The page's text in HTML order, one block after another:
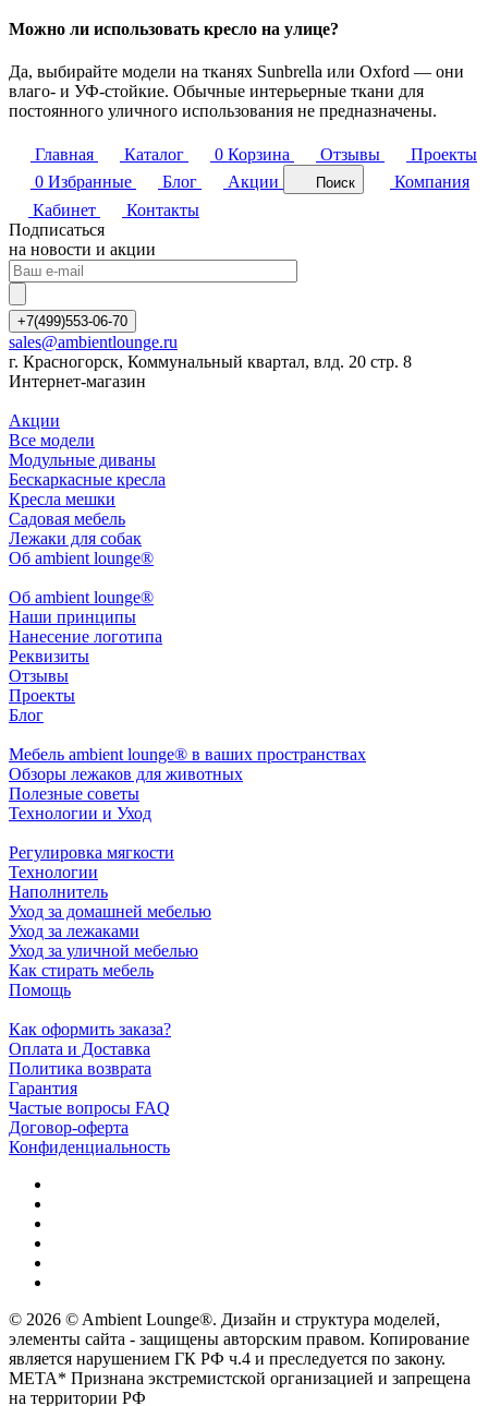
Можно ли использовать кресло на улице?
Да, выбирайте модели на тканях Sunbrella или Oxford — они
влаго- и УФ-стойкие. Обычные интерьерные ткани для
постоянного уличного использования не предназначены.
Главная Каталог 0 Корзина Отзывы
Проекты
0 Избранные Блог Акции Поиск
Компания
Кабинет
Контакты
Подписаться
на новости и акции
+7(499)553-06-70
sales@ambientlounge.ru
г. Красногорск, Коммунальный квартал, влд. 20 стр. 8
Интернет-магазин
Акции
Все модели
Модульные диваны
Бескаркасные кресла
Кресла мешки
Садовая мебель
Лежаки для собак
Об ambient lounge®
Oб ambient lounge®
Наши принципы
Нанесение логотипа
Реквизиты
Отзывы
Проекты
Блог
Мебель ambient lounge® в ваших пространствах
Обзоры лежаков для животных
Полезные советы
Технологии и Уход
Регулировка мягкости
Технологии
Наполнитель
Уход за домашней мебелью
Уход за лежаками
Уход за уличной мебелью
Как стирать мебель
Помощь
Как оформить заказа?
Оплата и Доставка
Политика возврата
Гарантия
Частые вопросы FAQ
Договор-оферта
Конфиденциальность
© 2026 © Ambient Lounge®. Дизайн и структура моделей,
элементы сайта - защищены авторским правом. Копирование
является нарушением ГК РФ ч.4 и преследуется по закону.
МЕТА* Признана экстремистской организацией и запрещена
на территории РФ